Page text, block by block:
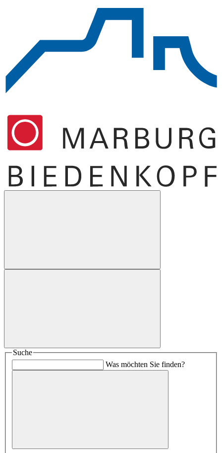
Suche
Was möchten Sie finden?